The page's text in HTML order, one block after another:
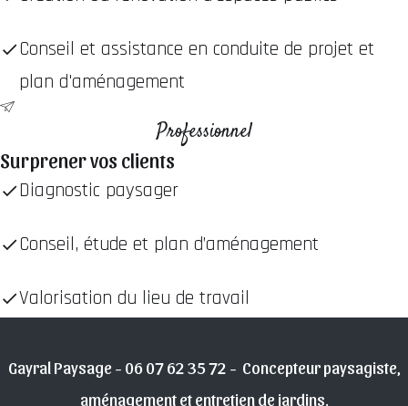
Conseil et assistance en conduite de projet et
plan d'aménagement
Professionnel
Surprener vos clients
Diagnostic paysager
Conseil, étude et plan d’aménagement
Valorisation du lieu de travail
Gayral Paysage - 06 07 62 35 72 - Concepteur paysagiste,
aménagement et entretien de jardins.